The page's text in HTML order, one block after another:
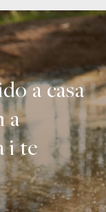
a casa
a
i te